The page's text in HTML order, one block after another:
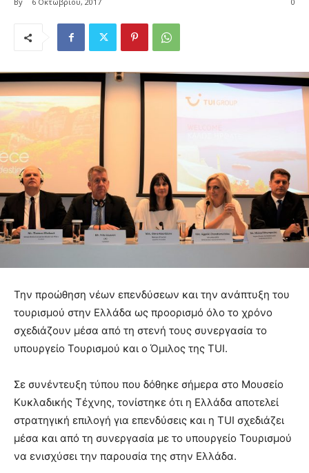
Την προώθηση νέων επενδύσεων και την ανάπτυξη του
τουρισμού στην Ελλάδα ως προορισμό όλο το χρόνο
σχεδιάζουν μέσα από τη στενή τους συνεργασία το
υπουργείο Τουρισμού και ο Όμιλος της TUI.
Σε συνέντευξη τύπου που δόθηκε σήμερα στο Μουσείο
Κυκλαδικής Τέχνης, τονίστηκε ότι η Ελλάδα αποτελεί
στρατηγική επιλογή για επενδύσεις και η ΤUI σχεδιάζει
μέσα και από τη συνεργασία με το υπουργείο Τουρισμού
να ενισχύσει την παρουσία της στην Ελλάδα.